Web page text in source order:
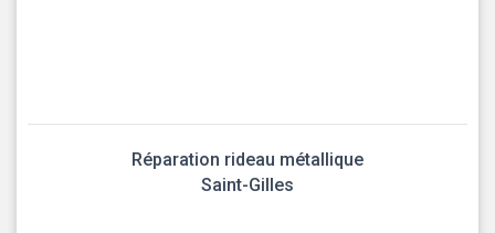
Réparation rideau métallique
Saint-Gilles